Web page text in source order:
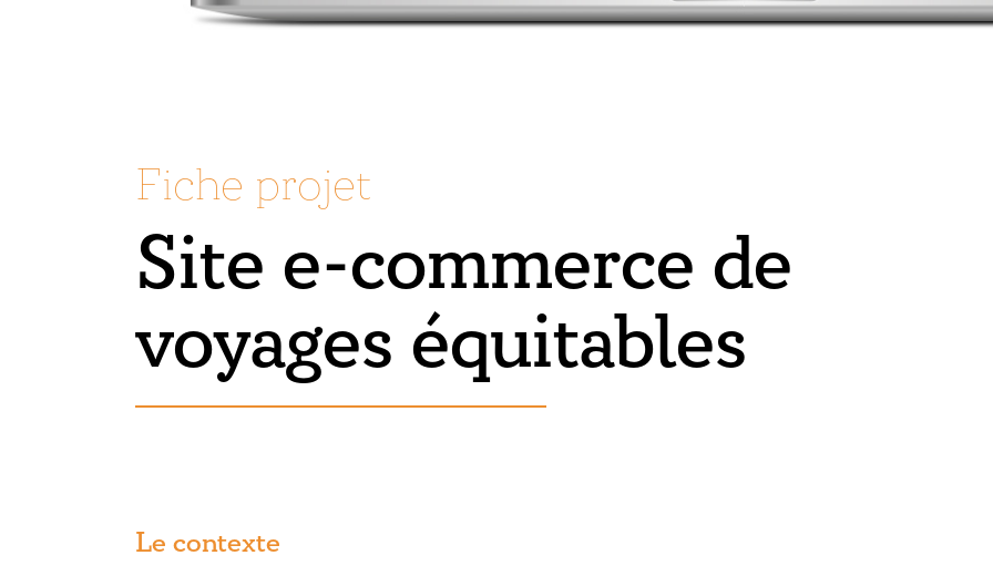
Fiche projet
Site e-commerce de
voyages équitables
Le contexte